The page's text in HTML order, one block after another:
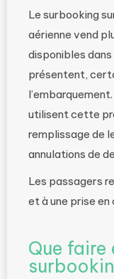
Le surbooking
aérienne vend
disponibles dans
présentent,
utilisent cette
remplissage de
annulations de
Les passagers
et à une prise
Que faire